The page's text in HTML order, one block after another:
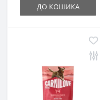
ДО КОШИКА